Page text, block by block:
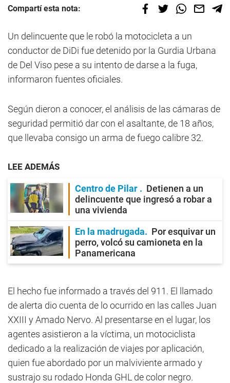
Compartí esta nota:
Un delincuente que le robó la motocicleta a un
conductor de DiDi fue detenido por la Gurdia Urbana
de Del Viso pese a su intento de darse a la fuga,
informaron fuentes oficiales.
Según dieron a conocer, el análisis de las cámaras de
seguridad permitió dar con el asaltante, de 18 años,
que llevaba consigo un arma de fuego calibre 32.
LEE ADEMÁS
Centro de Pilar
Detienen a un
delincuente que ingresó a robar a
una vivienda
En la madrugada
Por esquivar un
perro, volcó su camioneta en la
Panamericana
El hecho fue informado a través del 911. El llamado
de alerta dio cuenta de lo ocurrido en las calles Juan
XXIII y Amado Nervo. Al presentarse en el lugar, los
agentes asistieron a la víctima, un motociclista
dedicado a la realización de viajes por aplicación,
quien fue abordado por un malviviente armado y
sustrajo su rodado Honda GHL de color negro.